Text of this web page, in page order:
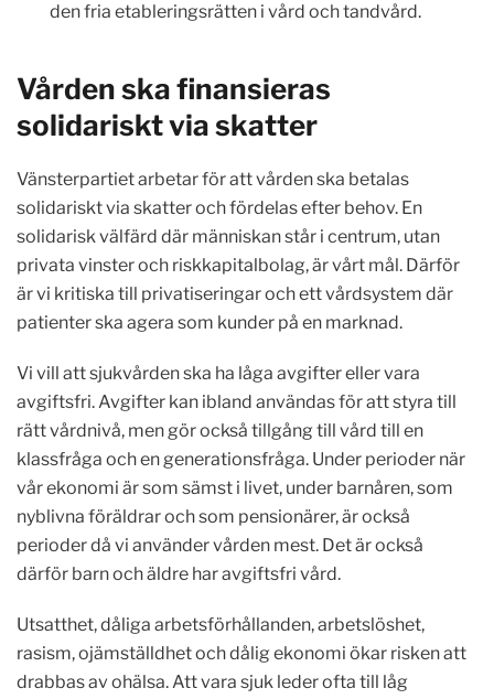
den fria etableringsrätten i vård och tandvård.
Vården ska finansieras
solidariskt via skatter
Vänsterpartiet arbetar för att vården ska betalas
solidariskt via skatter och fördelas efter behov. En
solidarisk välfärd där människan står i centrum, utan
privata vinster och riskkapitalbolag, är vårt mål. Därför
är vi kritiska till privatiseringar och ett vårdsystem där
patienter ska agera som kunder på en marknad.
Vi vill att sjukvården ska ha låga avgifter eller vara
avgiftsfri. Avgifter kan ibland användas för att styra till
rätt vårdnivå, men gör också tillgång till vård till en
klassfråga och en generationsfråga. Under perioder när
vår ekonomi är som sämst i livet, under barnåren, som
nyblivna föräldrar och som pensionärer, är också
perioder då vi använder vården mest. Det är också
därför barn och äldre har avgiftsfri vård.
Utsatthet, dåliga arbetsförhållanden, arbetslöshet,
rasism, ojämställdhet och dålig ekonomi ökar risken att
drabbas av ohälsa. Att vara sjuk leder ofta till låg